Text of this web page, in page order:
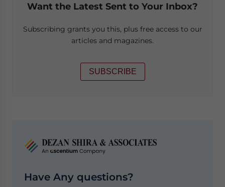
Want the Latest Sent to Your Inbox?
Subscribing grants you this, plus free access to our
articles and magazines.
SUBSCRIBE
Have Any questions?